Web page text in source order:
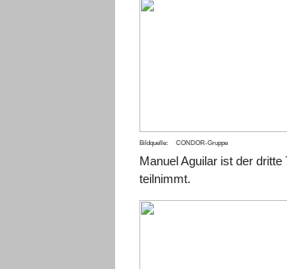
Bildquelle: CONDOR-Gruppe
Manuel Aguilar ist der
teilnimmt.